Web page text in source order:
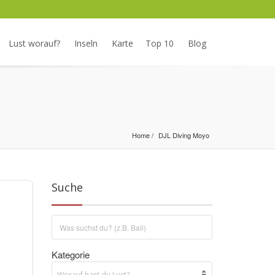
Lust worauf? Inseln Karte Top 10 Blog
Home DJL Diving Moyo
Suche
Kategorie